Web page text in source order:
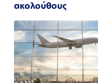
ακολούθους